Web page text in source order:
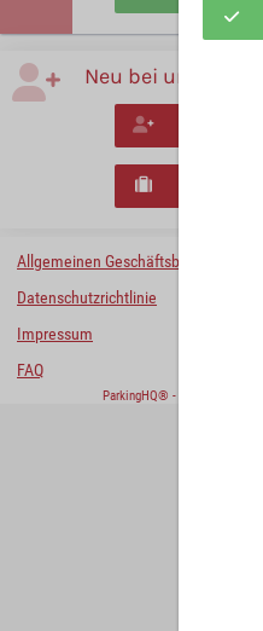
Neu bei uns?
Allgemeinen Geschäftsbedingungen
Datenschutzrichtlinie
Impressum
FAQ
ParkingHQ® - eine Lösung von